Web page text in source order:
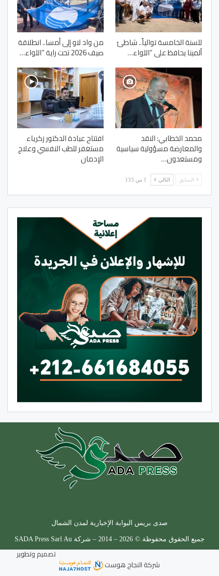
للسنة الخامسة توالياً.. شاطئ
ألمينا يحافظ على “اللواء…
من واد لاو إلى أمسا.. انطلاقة
صيف 2026 تحت راية “اللواء…
محمد الخطابي: النقد
والمعارضة مسؤولية سياسية
ومستعدون…
افتتاح عيادة الدكتور زكرياء
مستغفر للطب النفسي وعلاج
الإدمان
السابق التالي 1 من 133
صدى بريس البوابة الإخبارية لمدن الشمال
جميع الحقوق محفوظة.© 2026 – 2014 – شركة SADA Press Sarl Au
تصميم وتطوير
شركةالنجاح هوست